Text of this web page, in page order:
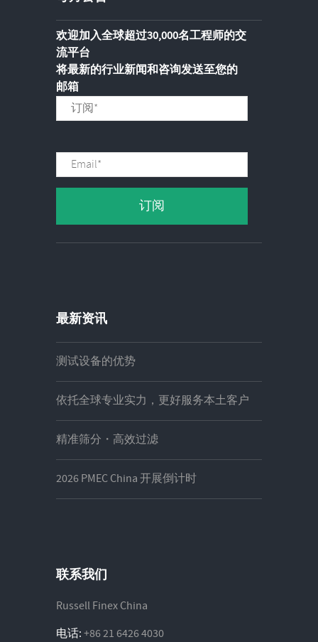
欢迎加入全球超过30,000名工程师的交
流平台
将最新的行业新闻和咨询发送至您的
邮箱
最新资讯
测试设备的优势
依托全球专业实力，更好服务本土客户
精准筛分・高效过滤
2026 PMEC China 开展倒计时
联系我们
Russell Finex China
电话:+86 21 6426 4030